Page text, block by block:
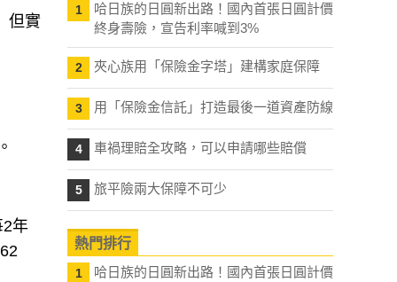
但實
2年
1
哈日族的日圓新出路！國內首張日圓計價
終身壽險，宣告利率喊到3%
2 夾心族用「保險金字塔」建構家庭保障
3 用「保險金信託」打造最後一道資產防線
4 車禍理賠全攻略，可以申請哪些賠償
5 旅平險兩大保障不可少
熱門排行
1
哈日族的日圓新出路！國內首張日圓計價